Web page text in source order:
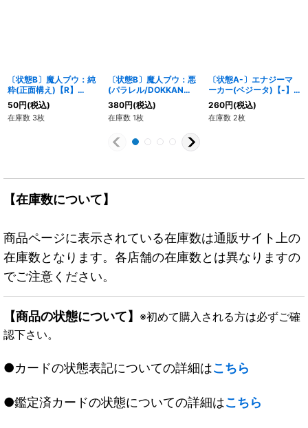
〔状態B〕魔人ブウ：純
粋(正面構え)【R】
{FB04-095}
50円(税込)
在庫数 3枚
〔状態B〕魔人ブウ：悪
(パラレル/DOKKAN
BATTLE)【UC☆】
{FB04-091[FB05]}
380円(税込)
在庫数 1枚
〔状態A-〕エナジーマ
ーカー(ベジータ)【-】
{E01-02}
260円(税込)
在庫数 2枚
【在庫数について】
商品ページに表示されている在庫数は通販サイト上の
在庫数となります。各店舗の在庫数とは異なりますの
でご注意ください。
【商品の状態について】 ※初めて購入される方は必ずご確
認下さい。
●カードの状態表記についての詳細はこちら
●鑑定済カードの状態についての詳細はこちら